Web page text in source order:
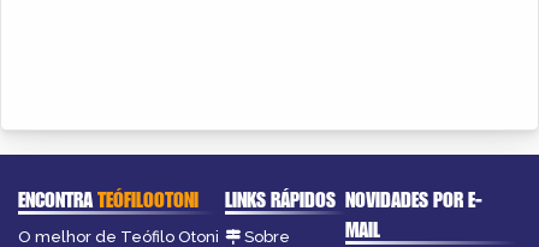
ENCONTRATEÓFILOOTONI
O melhor de Teófilo Otoni
LINKS RÁPIDOS
Sobre
NOVIDADES POR E-
MAIL